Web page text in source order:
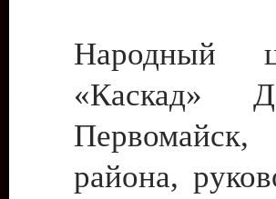
Народный
«Каскад»
района,